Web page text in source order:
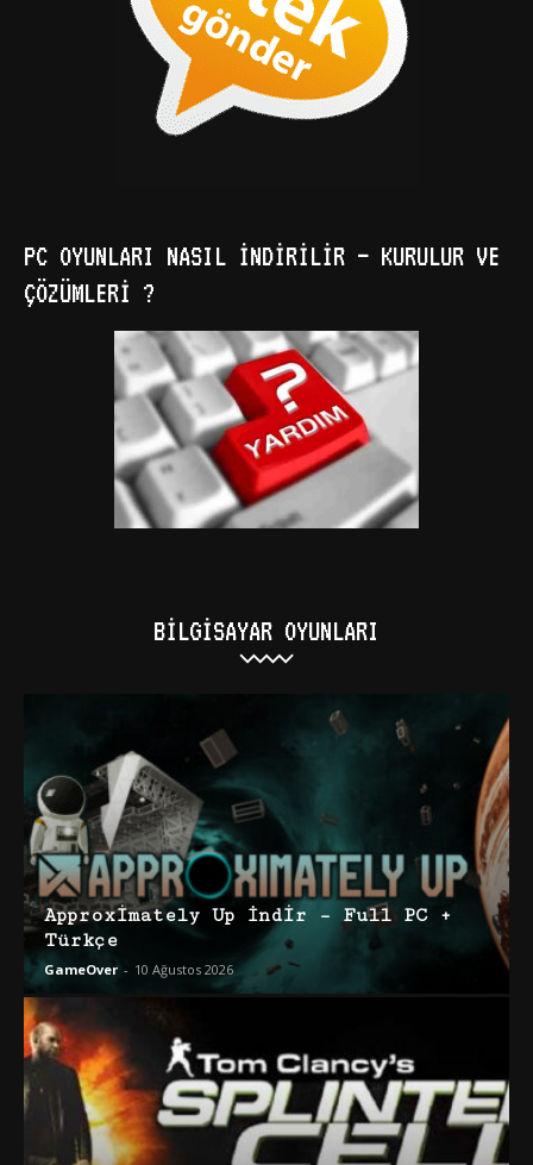
PC OYUNLARI NASIL İNDIRILIR – KURULUR VE
ÇÖZÜMLERI ?
BILGISAYAR OYUNLARI
Approximately Up İndir – Full PC +
Türkçe
GameOver - 10 Ağustos 2026